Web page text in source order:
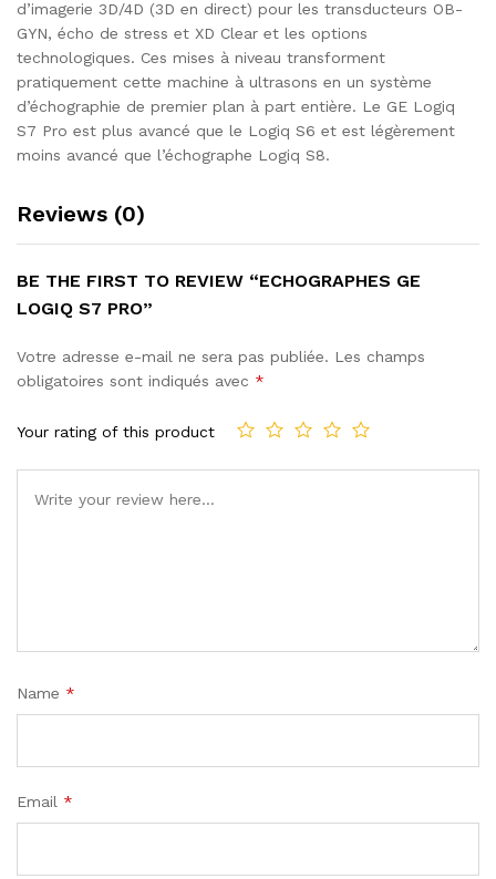
d’imagerie 3D/4D (3D en direct) pour les transducteurs OB-
GYN, écho de stress et XD Clear et les options
technologiques. Ces mises à niveau transforment
pratiquement cette machine à ultrasons en un système
d’échographie de premier plan à part entière. Le GE Logiq
S7 Pro est plus avancé que le Logiq S6 et est légèrement
moins avancé que l’échographe Logiq S8.
Reviews (0)
BE THE FIRST TO REVIEW “ECHOGRAPHES GE
LOGIQ S7 PRO”
Votre adresse e-mail ne sera pas publiée. Les champs
obligatoires sont indiqués avec *
Your rating of this product
Name *
Email *